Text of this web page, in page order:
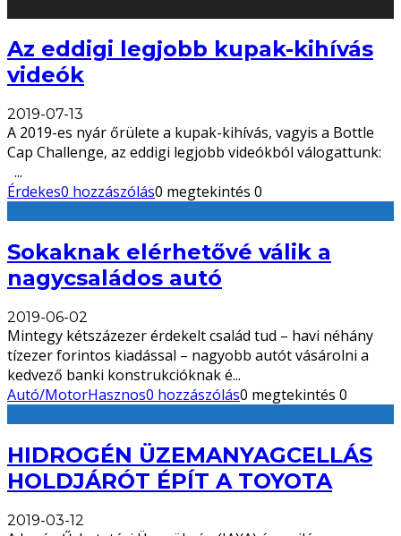
Az eddigi legjobb kupak-kihívás
videók
2019-07-13
A 2019-es nyár őrülete a kupak-kihívás, vagyis a Bottle
Cap Challenge, az eddigi legjobb videókból válogattunk:
...
Érdekes0 hozzászólás0 megtekintés 0
Sokaknak elérhetővé válik a
nagycsaládos autó
2019-06-02
Mintegy kétszázezer érdekelt család tud – havi néhány
tízezer forintos kiadással – nagyobb autót vásárolni a
kedvező banki konstrukcióknak é...
Autó/MotorHasznos0 hozzászólás0 megtekintés 0
HIDROGÉN ÜZEMANYAGCELLÁS
HOLDJÁRÓT ÉPÍT A TOYOTA
2019-03-12